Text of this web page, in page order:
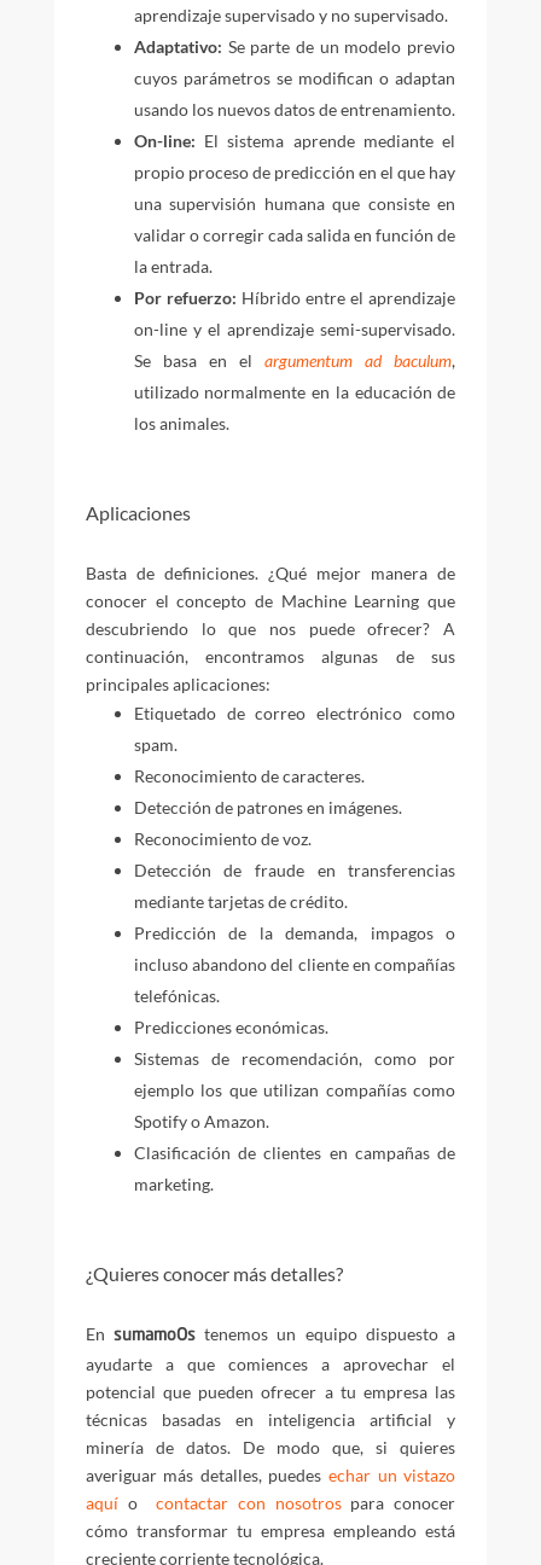
aprendizaje supervisado y no supervisado.
Adaptativo: Se parte de un modelo previo
cuyos parámetros se modifican o adaptan
usando los nuevos datos de entrenamiento.
On-line: El sistema aprende mediante el
propio proceso de predicción en el que hay
una supervisión humana que consiste en
validar o corregir cada salida en función de
la entrada.
Por refuerzo: Híbrido entre el aprendizaje
on-line y el aprendizaje semi-supervisado.
Se basa en elargumentum ad baculum,
utilizado normalmente en la educación de
los animales.
Aplicaciones
Basta de definiciones. ¿Qué mejor manera de
conocer el concepto de Machine Learning que
descubriendo lo que nos puede ofrecer? A
continuación, encontramos algunas de sus
principales aplicaciones:
Etiquetado de correo electrónico como
spam.
Reconocimiento de caracteres.
Detección de patrones en imágenes.
Reconocimiento de voz.
Detección de fraude en transferencias
mediante tarjetas de crédito.
Predicción de la demanda, impagos o
incluso abandono del cliente en compañías
telefónicas.
Predicciones económicas.
Sistemas de recomendación, como por
ejemplo los que utilizan compañías como
Spotify o Amazon.
Clasificación de clientes en campañas de
marketing.
¿Quieres conocer más detalles?
EnsumamoOs tenemos un equipo dispuesto a
ayudarte a que comiences a aprovechar el
potencial que pueden ofrecer a tu empresa las
técnicas basadas en inteligencia artificial y
minería de datos. De modo que, si quieres
averiguar más detalles, puedesechar un vistazo
aquíocontactar con nosotrospara conocer
cómo transformar tu empresa empleando está
creciente corriente tecnológica.